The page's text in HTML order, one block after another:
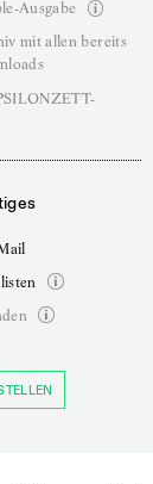
Ausgabe
mit allen bereits